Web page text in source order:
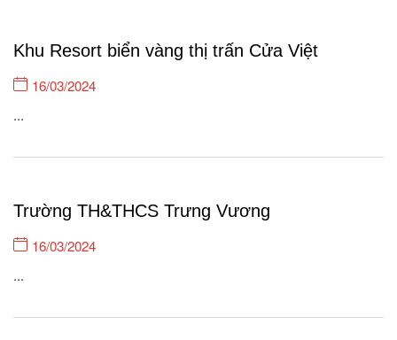
Khu Resort biển vàng thị trấn Cửa Việt
16/03/2024
...
Trường TH&THCS Trưng Vương
16/03/2024
...